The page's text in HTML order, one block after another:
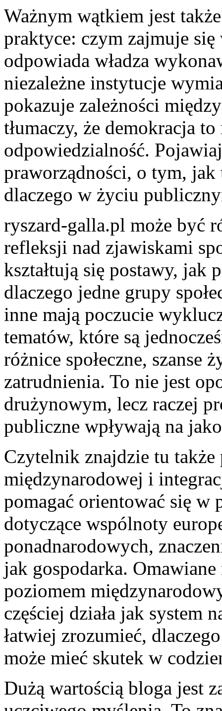
Ważnym wątkiem jest
praktyce: czym zajmuje się
odpowiada władza
niezależne instytucje
pokazuje zależności
tłumaczy, że demokracja
odpowiedzialność.
praworządności, o tym,
dlaczego w życiu
ryszard-galla.pl może być
refleksji nad zjawiskami
kształtują się postawy, jak
dlaczego jedne grupy
inne mają poczucie
tematów, które są
różnice społeczne, szanse
zatrudnienia. To nie jest
drużynowym, lecz raczej
publiczne wpływają na
Czytelnik znajdzie tu
międzynarodowej i
pomagać orientować się w
dotyczące wspólnoty
ponadnarodowych,
jak gospodarka.
poziomem
częściej działa jak system
łatwiej zrozumieć,
może mieć skutek w
Dużą wartością bloga jest